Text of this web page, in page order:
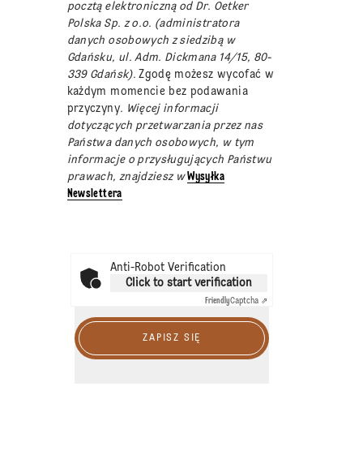
pocztą elektroniczną od Dr. Oetker
Polska Sp. z o.o. (administratora
danych osobowych z siedzibą w
Gdańsku, ul. Adm. Dickmana 14/15, 80-
339 Gdańsk).Zgodę możesz wycofać w
każdym momencie bez podawania
przyczyny. Więcej informacji
dotyczących przetwarzania przez nas
Państwa danych osobowych, w tym
informacje o przysługujących Państwu
prawach, znajdziesz wWysyłka
Newslettera
Anti-Robot Verification
Click to start verification
FriendlyCaptcha ⇗
ZAPISZ SIĘ